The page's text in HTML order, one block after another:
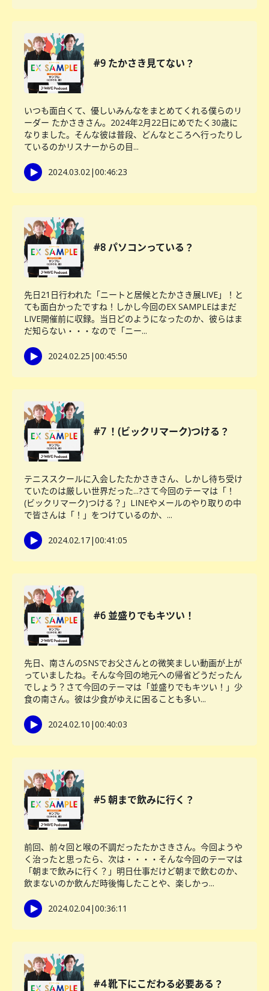
#9 たかさき見てない？
いつも面白くて、優しいみんなをまとめてくれる僕らのリ
ーダー たかさきさん。2024年2月22日にめでたく30歳に
なりました。そんな彼は普段、どんなところへ行ったりし
ているのかリスナーからの目...
2024.03.02|00:46:23
#8 パソコンっている？
先日21日行われた「ニートと居候とたかさき展LIVE」！と
ても面白かったですね！しかし今回のEX SAMPLEはまだ
LIVE開催前に収録。当日どのようになったのか、彼らはま
だ知らない・・・なので「ニー...
2024.02.25 |00:45:50
#7 ！(ビックリマーク)つける？
テニススクールに入会したたかさきさん、しかし待ち受け
ていたのは厳しい世界だった...?さて今回のテーマは「！
(ビックリマーク)つける？」LINEやメールのやり取りの中
で皆さんは「！」をつけているのか、...
2024.02.17|00:41:05
#6 並盛りでもキツい！
先日、南さんのSNSでお父さんとの微笑ましい動画が上が
っていましたね。そんな今回の地元への帰省どうだったん
でしょう？さて今回のテーマは「並盛りでもキツい！」少
食の南さん。彼は少食がゆえに困ることも多い...
2024.02.10 |00:40:03
#5 朝まで飲みに行く？
前回、前々回と喉の不調だったたかさきさん。今回ようや
く治ったと思ったら、次は・・・・そんな今回のテーマは
「朝まで飲みに行く？」明日仕事だけど朝まで飲むのか、
飲まないのか飲んだ時後悔したことや、楽しかっ...
2024.02.04|00:36:11
#4 靴下にこだわる必要ある？